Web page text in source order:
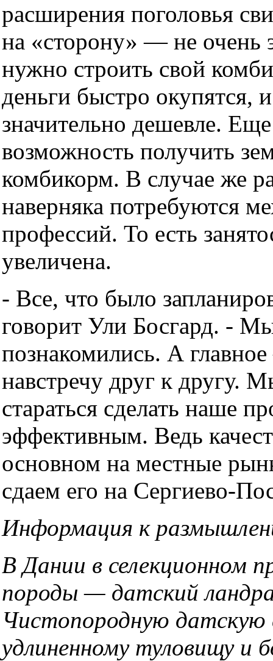
расширения поголовья
на «сторону» — не очень
нужно строить свой
деньги быстро окупятся,
значительно дешевле.
возможность получить
комбикорм. В случае же
наверняка потребуются
профессий. То есть
увеличена.
- Все, что было
говорит Ули Босгард. -
познакомились. А
навстречу друг к другу.
стараться сделать наше
эффективным. Ведь
основном на местные
сдаем его на Сергиево-
Информация к
В Дании в селекционном
породы — датский
Чистопородную датскую
удлиненному туловищу